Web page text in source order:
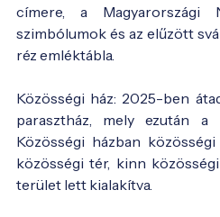
címere, a Magyarországi
szimbólumok és az elűzött
réz emléktábla.
Közösségi ház: 2025-ben
parasztház, mely ezután a
Közösségi házban
közösségi tér, kinn
terület lett kialakítva.